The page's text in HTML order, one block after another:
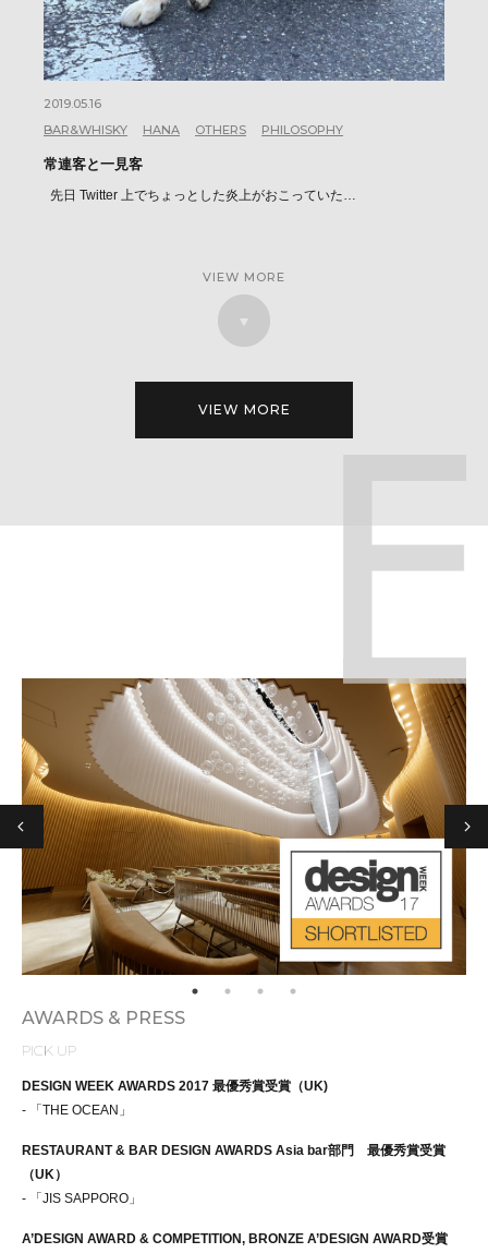
2019.05.16
BAR&WHISKY
HANA OTHERS PHILOSOPHY
常連客と一見客
先日 Twitter 上でちょっとした炎上がおこっていた…
VIEW MORE
VIEW MORE
AWARDS & PRESS
PICK UP
DESIGN WEEK AWARDS 2017 最優秀賞受賞（UK)
- 「THE OCEAN」
RESTAURANT & BAR DESIGN AWARDS Asia bar部門 最優秀賞受賞
（UK）
- 「JIS SAPPORO」
A’DESIGN AWARD & COMPETITION, BRONZE A’DESIGN AWARD受賞